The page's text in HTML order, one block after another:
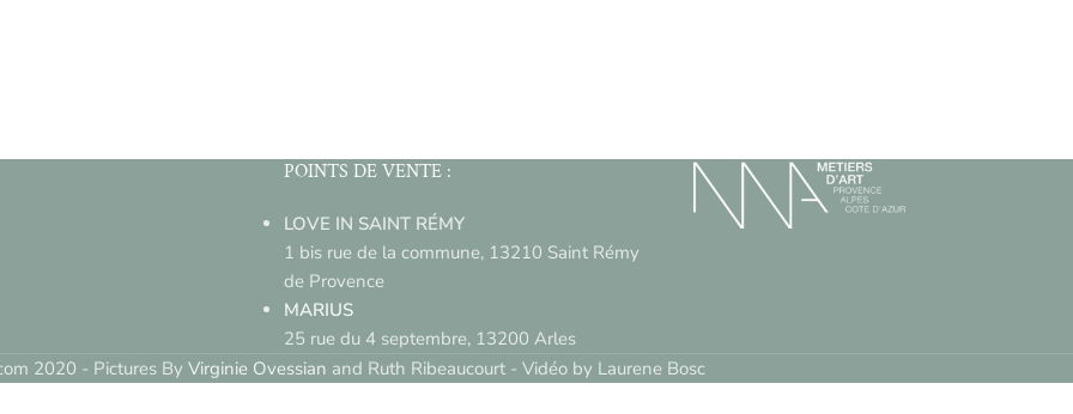
POINTS DE VENTE :
LOVE IN SAINT RÉMY
1 bis rue de la commune, 13210 Saint Rémy
de Provence
MARIUS
25 rue du 4 septembre, 13200 Arles
2020 - Pictures By Virginie Ovessian and Ruth Ribeaucourt - Vidéo by Laurene Bosc